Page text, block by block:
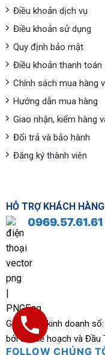
Điều khoản dịch vụ
Điều khoản sử dụng
Quy định bảo mật
Điều khoản thanh toán
Chính sách mua hàng
Hướng dẫn mua hàng
Giao nhận, kiểm hàng
Đổi trả và bảo hành
Đăng ký thành viên
HỖ TRỢ KHÁCH HÀNG
0969.57.61.61
Giấy phép kinh doanh
bởi Sở Kế hoạch và Đầu
FOLLOW CHÚNG